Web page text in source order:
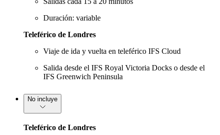
Duración: variable
Teleférico de Londres
Viaje de ida y vuelta en teleférico IFS Cloud
Salida desde el IFS Royal Victoria Docks o desde el
IFS Greenwich Peninsula
No incluye
Teleférico de Londres